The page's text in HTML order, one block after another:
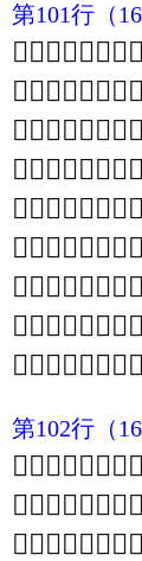
第101行 （
𖐀𖐁𖐂𖐃𖐄𖐅𖐆𖐇
𖐞𖐟𖐠𖐡𖐢𖐣𖐤𖐥
𖐼𖐽𖐾𖐿𖑀𖑁𖑂𖑃
𖑚𖑛𖑜𖑝𖑞𖑟𖑠𖑡
𖑸𖑹𖑺𖑻𖑼𖑽𖑾𖑿
𖒖𖒗𖒘𖒙𖒚𖒛𖒜𖒝
𖒴𖒵𖒶𖒷𖒸𖒹𖒺𖒻
𖓒𖓓𖓔𖓕𖓖𖓗𖓘𖓙
𖓰𖓱𖓲𖓳𖓴𖓵𖓶𖓷
第102行 （
𖔀𖔁𖔂𖔃𖔄𖔅𖔆𖔇
𖔞𖔟𖔠𖔡𖔢𖔣𖔤𖔥
𖔼𖔽𖔾𖔿𖕀𖕁𖕂𖕃